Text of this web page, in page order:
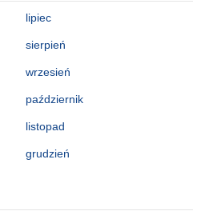
lipiec
sierpień
wrzesień
październik
listopad
grudzień